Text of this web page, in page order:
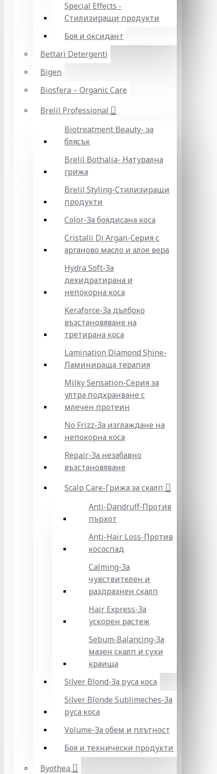
Special Effects -
Стилизиращи продукти
Боя и оксидант
Bettari Detergenti
Bigen
Biosfera – Organic Care
Brelil Professional
Biotreatment Beauty- за
блясък
Brelil Bothalia- Натурална
грижа
Brelil Styling-Стилизиращи
продукти
Color-За боядисана коса
Cristalli Di Argan-Серия с
арганово масло и алое вера
Hydra Soft-За
дехидратирана и
непокорна коса
Keraforce-За дълбоко
възстановяване на
третирана коса
Lamination Diamond Shine-
Ламинираща терапия
Milky Sensation-Серия за
ултра подхранване с
млечен протеин
No Frizz-За изглаждане на
непокорна коса
Repair-За незабавно
възстановяване
Scalp Care-Грижа за скалп
Anti-Dandruff-Против
пърхот
Anti-Hair Loss-Против
кососпад
Calming-За
чувствителен и
раздразнен скалп
Hair Express-За
ускорен растеж
Sebum-Balancing-За
мазен скалп и сухи
краища
Silver Blond-За руса коса
Silver Blonde Sublіmeches-За
руса коса
Volume-За обем и плътност
Боя и технически продукти
Byothea